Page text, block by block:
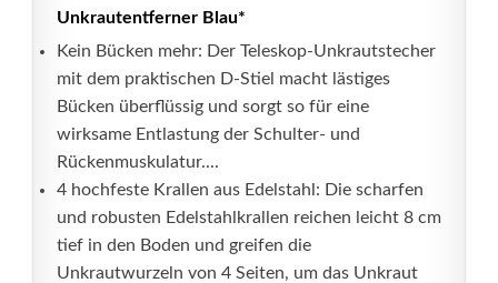
Unkrautentferner Blau*
Kein Bücken mehr: Der Teleskop-Unkrautstecher
mit dem praktischen D-Stiel macht lästiges
Bücken überflüssig und sorgt so für eine
wirksame Entlastung der Schulter- und
Rückenmuskulatur....
4 hochfeste Krallen aus Edelstahl: Die scharfen
und robusten Edelstahlkrallen reichen leicht 8 cm
tief in den Boden und greifen die
Unkrautwurzeln von 4 Seiten, um das Unkraut